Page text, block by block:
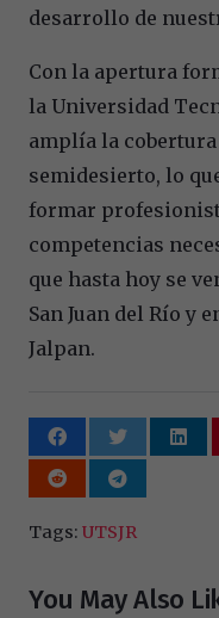
desarrollo de
Con la apertura
la Universidad
amplía la cobertura
semidesierto, lo
formar
competencias
que hasta hoy se
San Juan del Río y
Jalpan.
Tags: UTSJR
You May Also